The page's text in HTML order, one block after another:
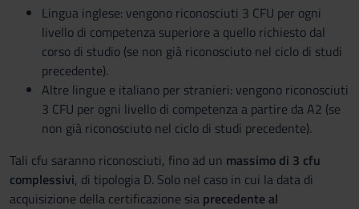
Lingua inglese: vengono riconosciuti 3 CFU per ogni
livello di competenza superiore a quello richiesto dal
corso di studio (se non già riconosciuto nel ciclo di studi
precedente).
Altre lingue e italiano per stranieri: vengono riconosciuti
3 CFU per ogni livello di competenza a partire da A2 (se
non già riconosciuto nel ciclo di studi precedente).
Tali cfu saranno riconosciuti, fino ad un massimo di 3 cfu
complessivi, di tipologia D. Solo nel caso in cui la data di
acquisizione della certificazione sia precedente al